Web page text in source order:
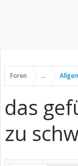
Foren ...
das
zu